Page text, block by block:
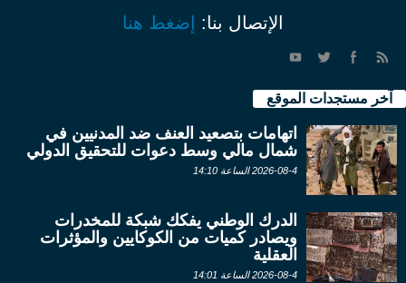
الإتصال بنا: إضغط هنا
آخر مستجدات الموقع
اتهامات بتصعيد العنف ضد المدنيين في
شمال مالي وسط دعوات للتحقيق الدولي
2026-08-4 الساعة 14:10
الدرك الوطني يفكك شبكة للمخدرات
ويصادر كميات من الكوكايين والمؤثرات
العقلية
2026-08-4 الساعة 14:01